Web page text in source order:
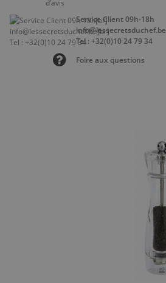
Service Client 09h-18h
info@lessecretsduchef.be
Tel : +32(0)10 24 79 34
Foire aux questions